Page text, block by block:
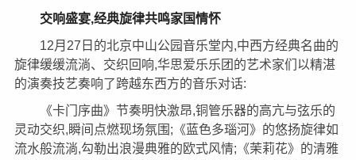
交响盛宴,经典旋律共鸣家国情怀
12月27日的北京中山公园音乐堂内,中西方经典名曲的
旋律缓缓流淌、交织回响,华思爱乐乐团的艺术家们以精湛
的演奏技艺奏响了跨越东西方的音乐对话:
《卡门序曲》节奏明快激昂,铜管乐器的高亢与弦乐的
灵动交织,瞬间点燃现场氛围;《蓝色多瑙河》的悠扬旋律如
流水般流淌,勾勒出浪漫典雅的欧式风情;《茉莉花》的清雅